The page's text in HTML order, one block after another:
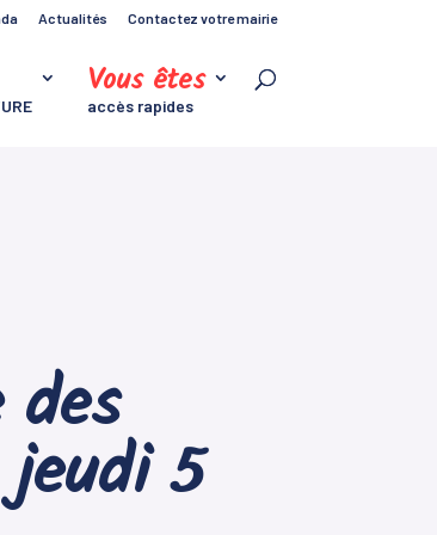
Actualités Contactez votre mairie
Vous êtes
accès rapides
des
5